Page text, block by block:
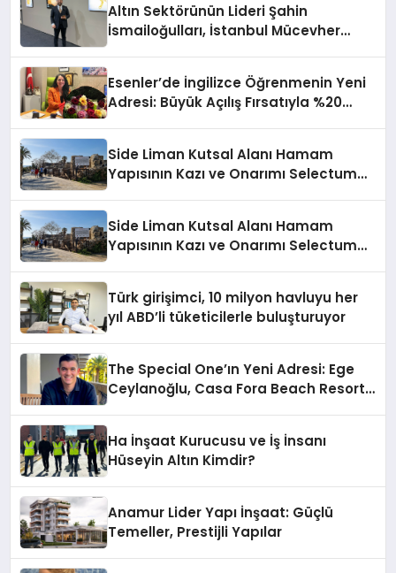
Altın Sektörünün Lideri Şahin
İsmailoğulları, İstanbul Mücevher
Esenler’de İngilizce Öğrenmenin Yeni
Adresi: Büyük Açılış Fırsatıyla %20
Side Liman Kutsal Alanı Hamam
Yapısının Kazı ve Onarımı Selectum
Side Liman Kutsal Alanı Hamam
Yapısının Kazı ve Onarımı Selectum
Türk girişimci, 10 milyon havluyu her
yıl ABD’li tüketicilerle buluşturuyor
The Special One’ın Yeni Adresi: Ege
Ceylanoğlu, Casa Fora Beach Resort
Ha İnşaat Kurucusu ve İş İnsanı
Hüseyin Altın Kimdir?
Anamur Lider Yapı İnşaat: Güçlü
Temeller, Prestijli Yapılar